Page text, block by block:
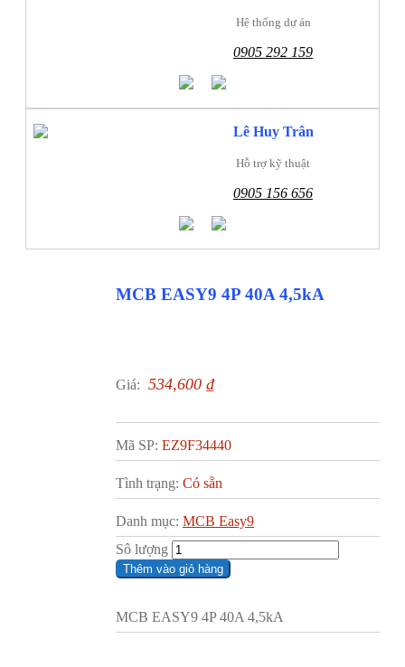
Hệ thống dự án
0905 292 159
Lê Huy Trân
Hỗ trợ kỹ thuật
0905 156 656
MCB EASY9 4P 40A 4,5kA
Giá: 534,600 ₫
Mã SP: EZ9F34440
Tình trạng: Có sẵn
Danh mục: MCB Easy9
Sô lượng
Thêm vào giỏ hàng
MCB EASY9 4P 40A 4,5kA